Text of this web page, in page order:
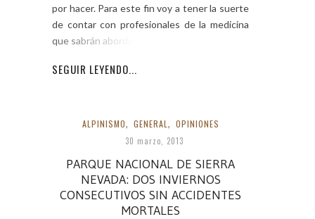
por hacer. Para este fin voy a tener la suerte
de contar con profesionales de la medicina
que sabrán abordar estos
SEGUIR LEYENDO...
ALPINISMO, GENERAL , OPINIONES
30 marzo, 2013
PARQUE NACIONAL DE SIERRA
NEVADA: DOS INVIERNOS
CONSECUTIVOS SIN ACCIDENTES
MORTALES